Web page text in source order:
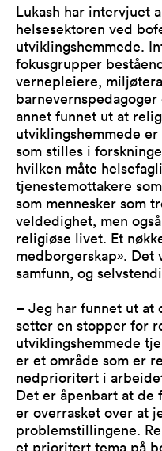
Lukash har intervjuet
helsesektoren ved
utviklingshemmede.
fokusgrupper
vernepleiere,
annet funnet ut at
utviklingshemmede er
som stilles i
hvilken måte
tjenestemottakere
som mennesker som
veldedighet, men
religiøse livet. Et
medborgerskap».
samfunn, og
– Jeg har funnet ut at
setter en stopper for
utviklingshemmede
er et område som er
nedprioritert i
Det er åpenbart at de
er overrasket over at
problemstillingene.
et prioritert tema på